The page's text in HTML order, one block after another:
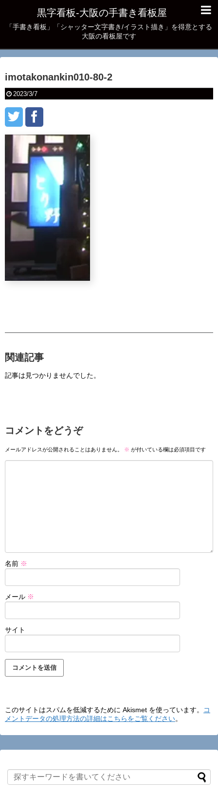
黒字看板‐大阪の手書き看板屋
「手書き看板」「シャッター文字書き/イラスト描き」を得意とする
大阪の看板屋です
imotakonankin010-80-2
2023/3/7
関連記事
記事は見つかりませんでした。
コメントをどうぞ
メールアドレスが公開されることはありません。 ※ が付いている欄は必須項目です
名前 ※
メール ※
サイト
このサイトはスパムを低減するために Akismet を使っています。
コ
メントデータの処理方法の詳細はこちらをご覧ください。